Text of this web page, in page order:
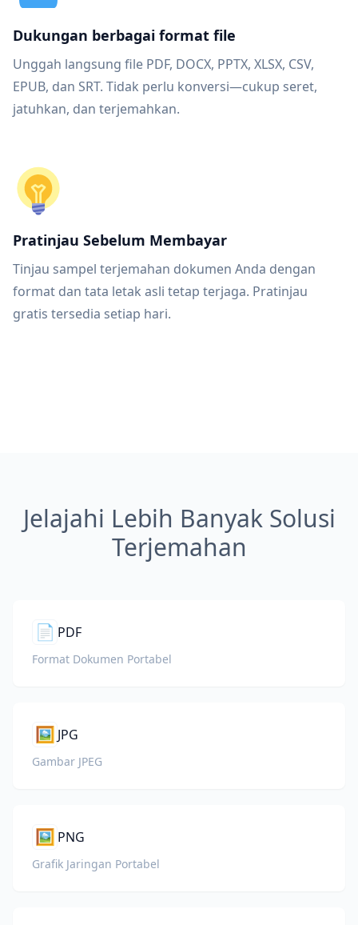
Dukungan berbagai format file
Unggah langsung file PDF, DOCX, PPTX, XLSX, CSV,
EPUB, dan SRT. Tidak perlu konversi—cukup seret,
jatuhkan, dan terjemahkan.
Pratinjau Sebelum Membayar
Tinjau sampel terjemahan dokumen Anda dengan
format dan tata letak asli tetap terjaga. Pratinjau
gratis tersedia setiap hari.
Jelajahi Lebih Banyak Solusi
Terjemahan
📄 PDF
Format Dokumen Portabel
🖼️ JPG
Gambar JPEG
🖼️ PNG
Grafik Jaringan Portabel